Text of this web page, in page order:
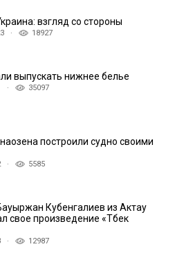
взгляд со стороны
· 18927
выпускать нижнее белье
· 35097
построили судно своими
· 5585
Кубенгалиев из Актау
свое произведение «Түбек
· 12987